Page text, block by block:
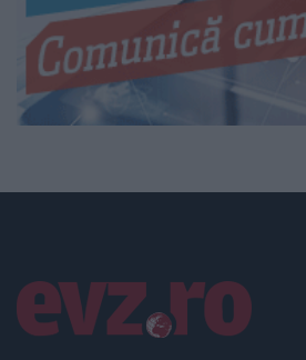
Linkuri utile